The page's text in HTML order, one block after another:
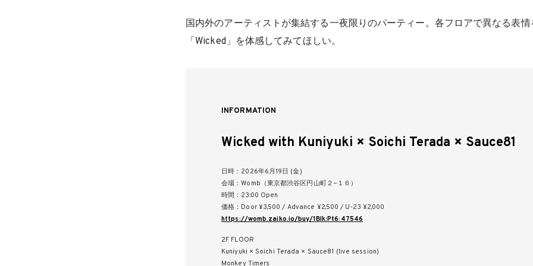
国内外のアーティストが集結する一夜限りのパーティー。各フロアで異なる表
「Wicked」を体感してみてほしい。
INFORMATION
Wicked with Kuniyuki × Soichi Terada × Sauce81
日時：2026年6月19日 (金)
会場：Womb（東京都渋谷区円山町２−１６）
時間：23:00 Open
価格：Door ¥3,500 / Advance ¥2,500 / U-23 ¥2,000
https://womb.zaiko.io/buy/1Blk:Pt6:47546
2F FLOOR
Kuniyuki × Soichi Terada × Sauce81 (live session)
Monkey Timers